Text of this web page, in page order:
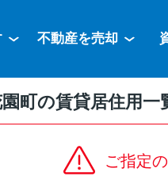
不動産を売却
町の賃貸居住用一
ご指定